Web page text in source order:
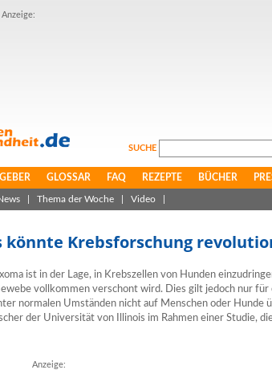
Anzeige:
SUCHE
GLOSSAR FAQ REZEPTE BÜCHER
Thema der Woche Video
könnte Krebsforschung
ist in der Lage, in Krebszellen von Hunden
vollkommen verschont wird. Dies gilt jedoch nur
normalen Umständen nicht auf Menschen oder Hunde
der Universität von Illinois im Rahmen einer Studie,
Anzeige: